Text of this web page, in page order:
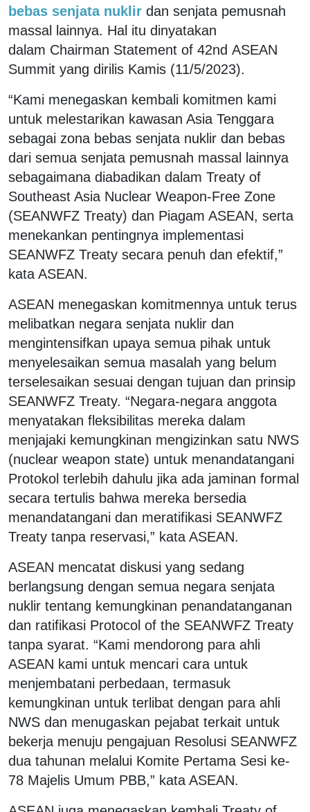
bebas senjata nuklir dan senjata pemusnah
massal lainnya. Hal itu dinyatakan
dalam Chairman Statement of 42nd ASEAN
Summit yang dirilis Kamis (11/5/2023).
“Kami menegaskan kembali komitmen kami
untuk melestarikan kawasan Asia Tenggara
sebagai zona bebas senjata nuklir dan bebas
dari semua senjata pemusnah massal lainnya
sebagaimana diabadikan dalam Treaty of
Southeast Asia Nuclear Weapon-Free Zone
(SEANWFZ Treaty) dan Piagam ASEAN, serta
menekankan pentingnya implementasi
SEANWFZ Treaty secara penuh dan efektif,”
kata ASEAN.
ASEAN menegaskan komitmennya untuk terus
melibatkan negara senjata nuklir dan
mengintensifkan upaya semua pihak untuk
menyelesaikan semua masalah yang belum
terselesaikan sesuai dengan tujuan dan prinsip
SEANWFZ Treaty. “Negara-negara anggota
menyatakan fleksibilitas mereka dalam
menjajaki kemungkinan mengizinkan satu NWS
(nuclear weapon state) untuk menandatangani
Protokol terlebih dahulu jika ada jaminan formal
secara tertulis bahwa mereka bersedia
menandatangani dan meratifikasi SEANWFZ
Treaty tanpa reservasi,” kata ASEAN.
ASEAN mencatat diskusi yang sedang
berlangsung dengan semua negara senjata
nuklir tentang kemungkinan penandatanganan
dan ratifikasi Protocol of the SEANWFZ Treaty
tanpa syarat. “Kami mendorong para ahli
ASEAN kami untuk mencari cara untuk
menjembatani perbedaan, termasuk
kemungkinan untuk terlibat dengan para ahli
NWS dan menugaskan pejabat terkait untuk
bekerja menuju pengajuan Resolusi SEANWFZ
dua tahunan melalui Komite Pertama Sesi ke-
78 Majelis Umum PBB,” kata ASEAN.